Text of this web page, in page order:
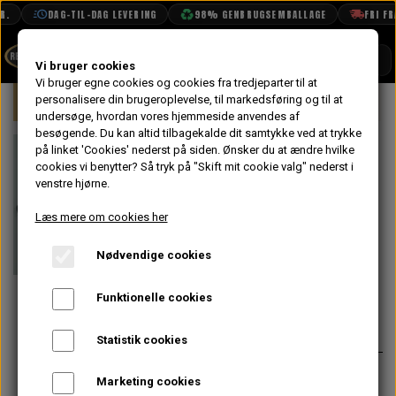
DAG-TIL-DAG LEVERING 98% GENBRUGSEMBALLAGE FRI
BOOK TID
PROJEKTER
TEKNISK DATA
VANDPOLERING
Forside Mini Indsugning & Brændstofsystem
Benzinslange
Udvendig - L =
7.5"
42,40 kr.
Spændebånd til disse er:
Vi bruger cookies
Vi bruger egne cookies og cookies fra tredjeparter til at
personalisere din brugeroplevelse, til markedsføring og til at
undersøge, hvordan vores hjemmeside anvendes af
besøgende. Du kan altid tilbagekalde dit samtykke ved at trykke
på linket 'Cookies' nederst på siden. Ønsker du at ændre hvilke
cookies vi benytter? Så tryk på "Skift mit cookie valg" nederst i
venstre hjørne.
Læs mere om cookies her
Nødvendige cookies
Funktionelle cookies
Statistik cookies
Marketing cookies